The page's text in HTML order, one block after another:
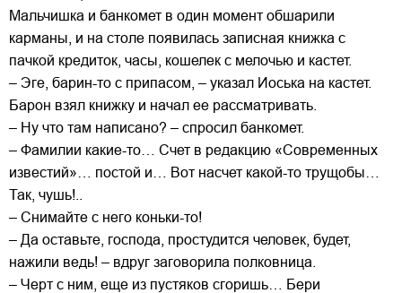
Мальчишка и банкомет в один момент обшарили
карманы, и на столе появилась записная книжка с
пачкой кредиток, часы, кошелек с мелочью и кастет.
– Эге, барин-то с припасом, – указал Иоська на кастет.
Барон взял книжку и начал ее рассматривать.
– Ну что там написано? – спросил банкомет.
– Фамилии какие-то… Счет в редакцию «Современных
известий»… постой и… Вот насчет какой-то трущобы…
Так, чушь!..
– Снимайте с него коньки-то!
– Да оставьте, господа, простудится человек, будет,
нажили ведь! – вдруг заговорила полковница.
– Черт с ним, еще из пустяков сгоришь… Бери